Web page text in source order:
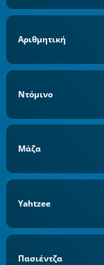
Αριθμητική
Ντόμινο
Μάζα
Yahtzee
Πασιέντζα